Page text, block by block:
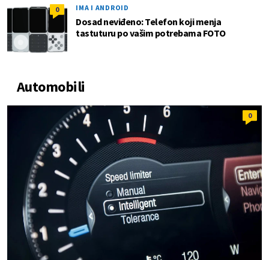
0 IMA I ANDROID
Dosad neviđeno: Telefon koji menja
tastuturu po vašim potrebama FOTO
Automobili
0